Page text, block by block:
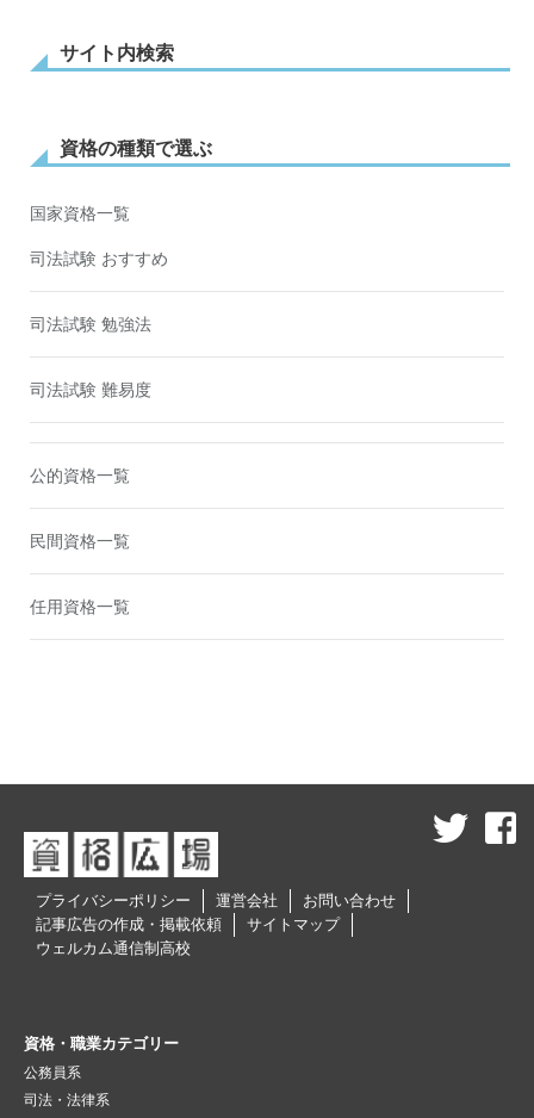
サイト内検索
資格の種類で選ぶ
国家資格一覧
司法試験 おすすめ
司法試験 勉強法
司法試験 難易度
公的資格一覧
民間資格一覧
任用資格一覧
プライバシーポリシー 運営会社
お問い合わせ
記事広告の作成・掲載依頼
サイトマップ
ウェルカム通信制高校
資格・職業カテゴリー
公務員系
司法・法律系